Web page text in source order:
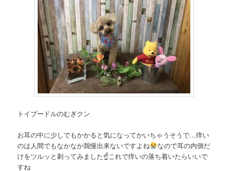
トイプードルのむぎクン
お耳の中に少しでもかかると気になってかいちゃうそうで…痒い
のは人間でもなかなか我慢出来ないですよね
なので耳の内側だ
けをツルッと剃ってみました☝これで痒いの落ち着いたらいいで
すね